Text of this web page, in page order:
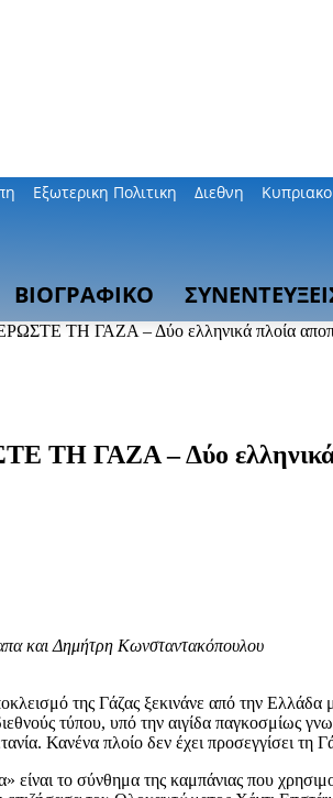
Εξωτερικη Πολιτικη Διεθνη Κυπριακο
ΒΙΟΓΡΑΦΙΚΟ
ΤΗ ΓΑΖΑ – Δύο ελληνικά πλοία
ΓΑΖΑ – Δύο ελληνικά
και Δημήτρη Κωνσταντακόπουλου
της Γάζας ξεκινάνε από την
τύπου, υπό την αιγίδα
Κανένα πλοίο δεν έχει προσεγγίσει τη
είναι το σύνθημα της καμπάνιας που